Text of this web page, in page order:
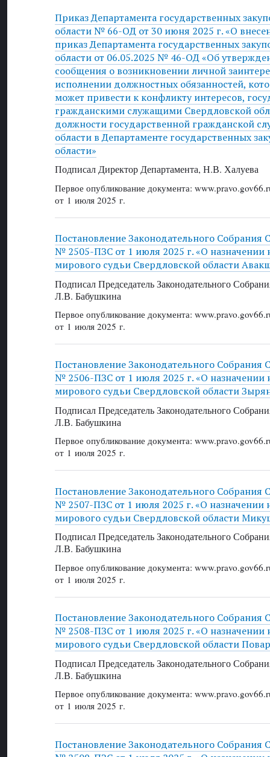
Приказ Департамента государственных
области № 66-ОД от 30 июня 2025 г. «О
приказ Департамента государственных
области от 06.05.2025 № 46-ОД «Об
сообщения о возникновении личной
исполнении должностных обязанностей,
может привести к конфликту интересов,
гражданскими служащими Свердловской
должности государственной гражданской
области в Департаменте государственных
области»
Подписал Директор Департамента, Н.В. Халуева
Первое опубликование документа:
от 1 июля 2025 г.
Постановление Законодательного Собрания
№ 2505-ПЗС от 1 июля 2025 г. «О назначении
мирового судьи Свердловской области
Подписал Председатель Законодательного
Л.В. Бабушкина
Первое опубликование документа:
от 1 июля 2025 г.
Постановление Законодательного Собрания
№ 2506-ПЗС от 1 июля 2025 г. «О назначении
мирового судьи Свердловской области
Подписал Председатель Законодательного
Л.В. Бабушкина
Первое опубликование документа:
от 1 июля 2025 г.
Постановление Законодательного Собрания
№ 2507-ПЗС от 1 июля 2025 г. «О назначении
мирового судьи Свердловской области
Подписал Председатель Законодательного
Л.В. Бабушкина
Первое опубликование документа:
от 1 июля 2025 г.
Постановление Законодательного Собрания
№ 2508-ПЗС от 1 июля 2025 г. «О назначении
мирового судьи Свердловской области
Подписал Председатель Законодательного
Л.В. Бабушкина
Первое опубликование документа:
от 1 июля 2025 г.
Постановление Законодательного Собрания